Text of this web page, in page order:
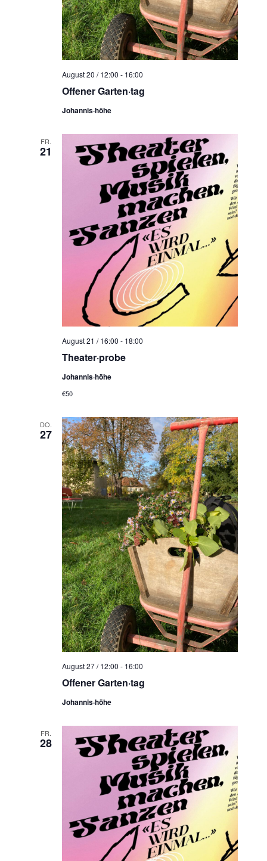
Offener Garten·tag
August 20 / 12:00 - 16:00
Johannis·höhe
FR.
21
Theater·probe
August 21 / 16:00 - 18:00
Johannis·höhe
€50
DO.
27
Offener Garten·tag
August 27 / 12:00 - 16:00
Johannis·höhe
FR.
28